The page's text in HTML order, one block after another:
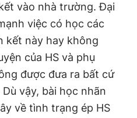
vào nhà trường. Đại
việc có học các
kết này hay không
của HS và phụ
được đưa ra bất cứ
vậy, bài học nhãn
về tình trạng ép HS